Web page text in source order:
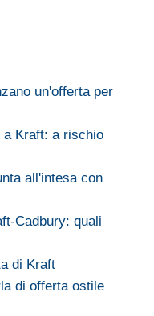
un'offerta per
a Kraft: a rischio
all'intesa con
Cadbury: quali
di Kraft
di offerta ostile